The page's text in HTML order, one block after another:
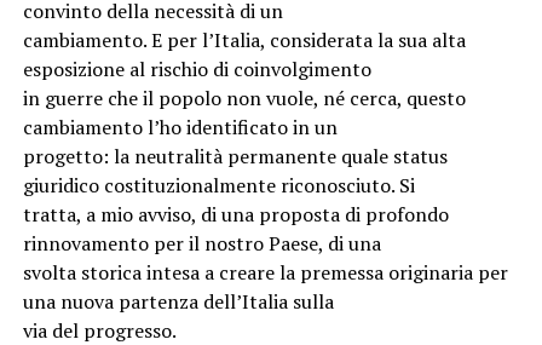
convinto della necessità di un
cambiamento. E per l’Italia, considerata la sua alta
esposizione al rischio di coinvolgimento
in guerre che il popolo non vuole, né cerca, questo
cambiamento l’ho identificato in un
progetto: la neutralità permanente quale status
giuridico costituzionalmente riconosciuto. Si
tratta, a mio avviso, di una proposta di profondo
rinnovamento per il nostro Paese, di una
svolta storica intesa a creare la premessa originaria per
una nuova partenza dell’Italia sulla
via del progresso.